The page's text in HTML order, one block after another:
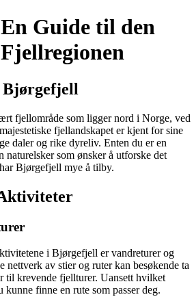
Guide til den
fjellområde som ligger nord i Norge, ved
fjellandskapet er kjent for sine
daler og rike dyreliv. Enten du er en
naturelsker som ønsker å utforske det
Bjørgefjell mye å tilby.
i Bjørgefjell er vandreturer og
nettverk av stier og ruter kan besøkende ta
til krevende fjellturer. Uansett hvilket
finne en rute som passer deg.